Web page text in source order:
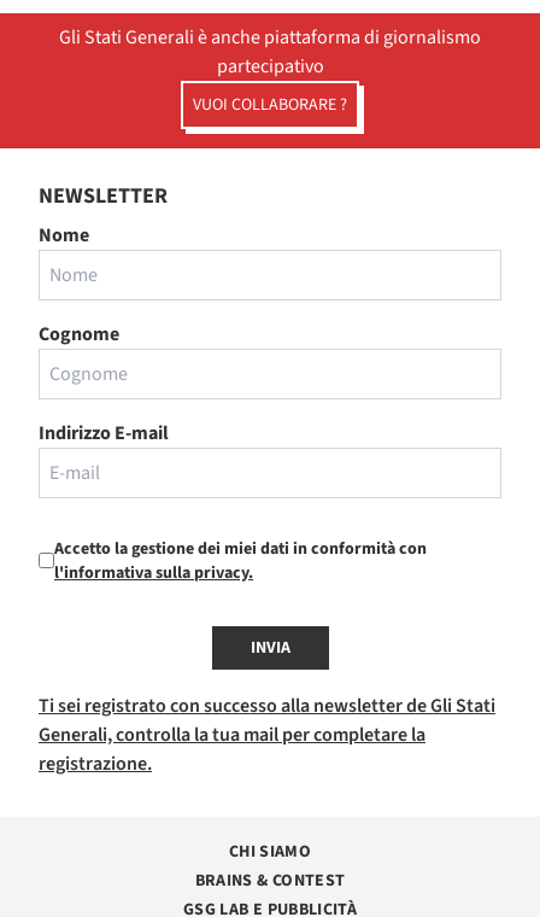
Gli Stati Generali è anche piattaforma di giornalismo
partecipativo
VUOI COLLABORARE ?
NEWSLETTER
Nome
Cognome
Indirizzo E-mail
Accetto la gestione dei miei dati in conformità con
l'informativa sulla privacy.
INVIA
Ti sei registrato con successo alla newsletter de Gli Stati
Generali, controlla la tua mail per completare la
registrazione.
CHI SIAMO
BRAINS & CONTEST
GSG LAB E PUBBLICITÀ